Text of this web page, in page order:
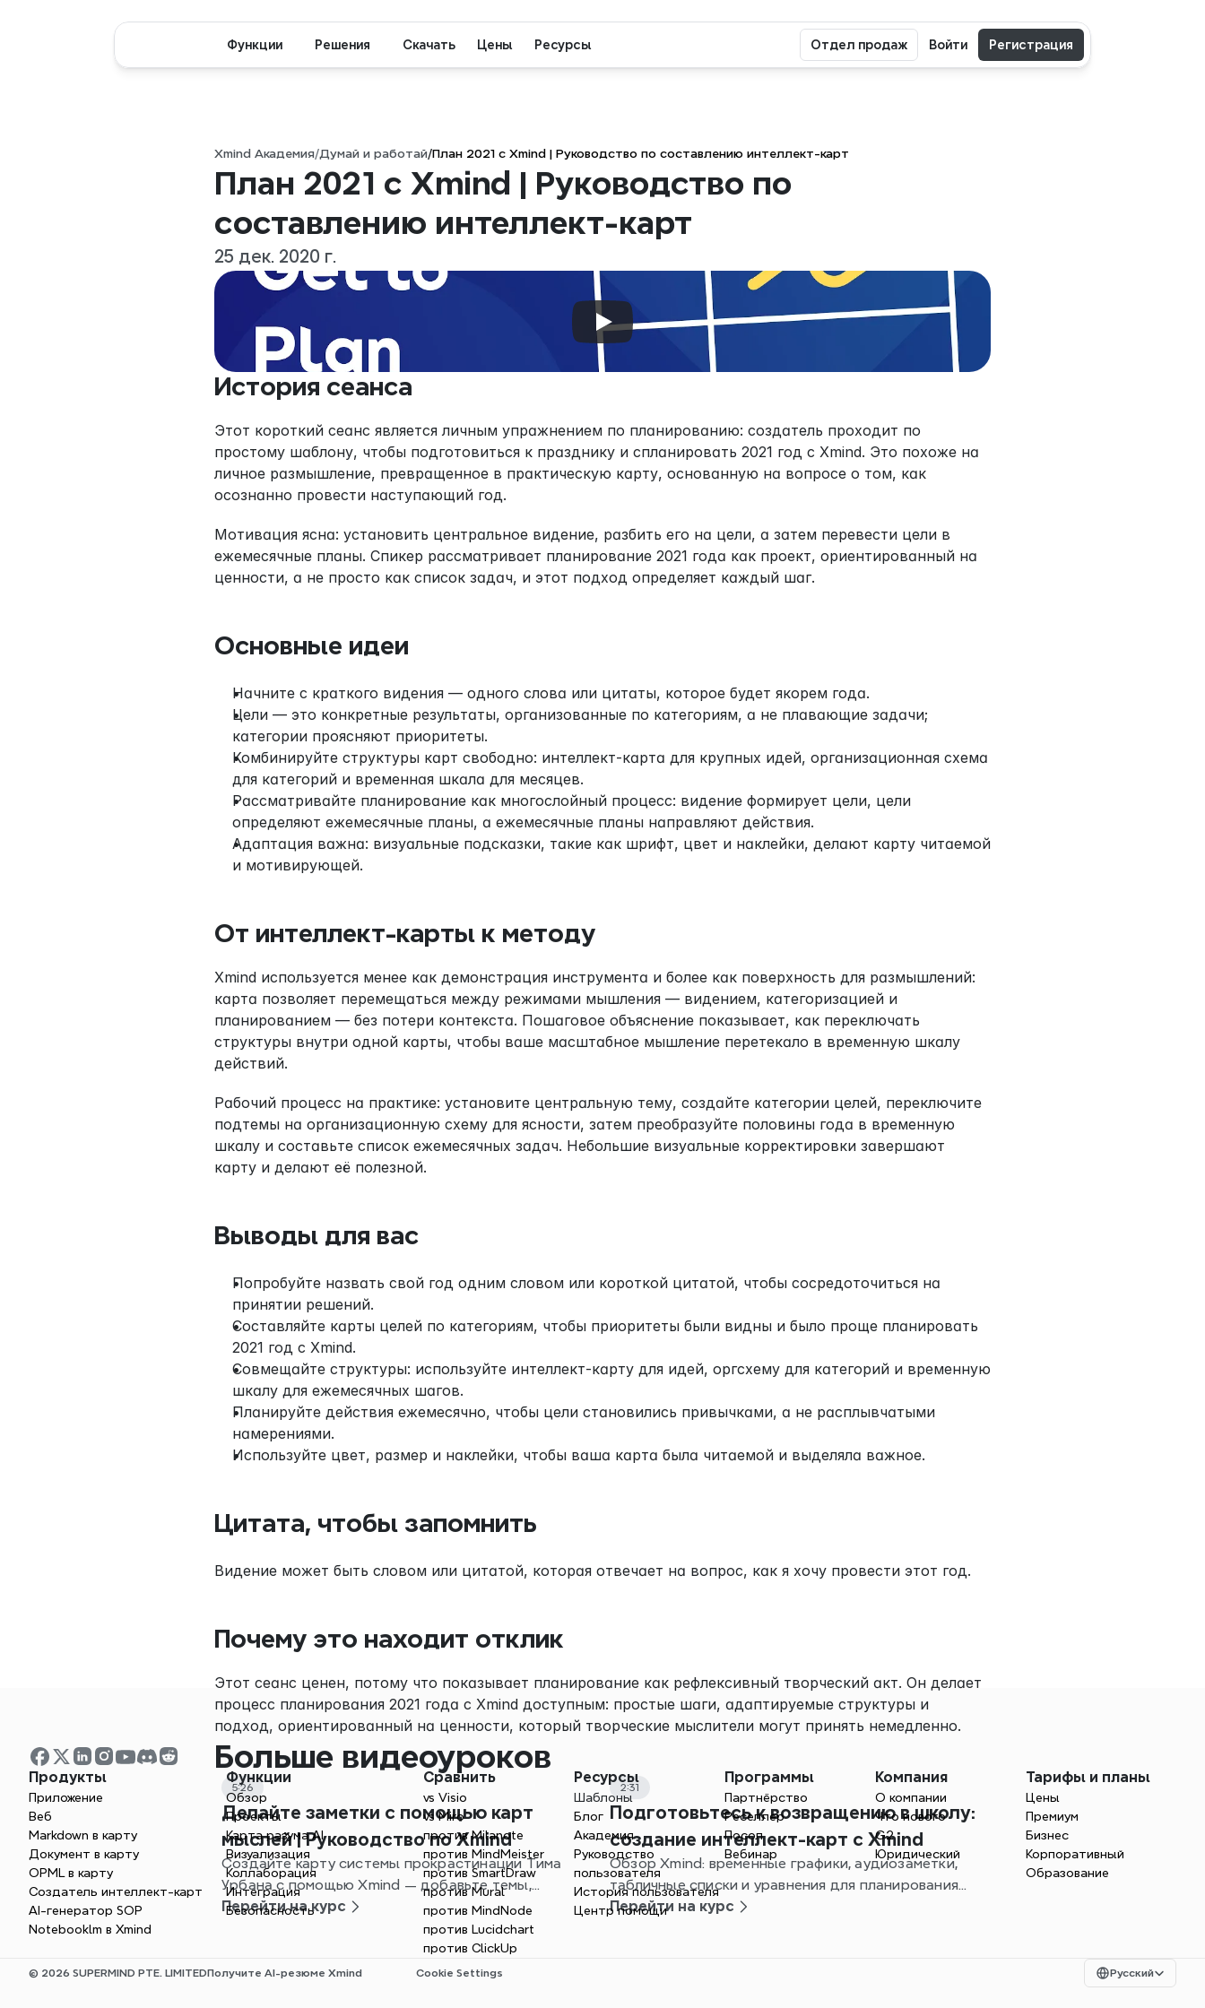
Xmind Академия/Думай и работай/План 2021 с Xmind | Руководство по составлению интеллект-карт
План 2021 с Xmind | Руководство по
составлению интеллект-карт
25 дек. 2020 г.
История сеанса
Этот короткий сеанс является личным упражнением по планированию: создатель проходит по
простому шаблону, чтобы подготовиться к празднику и спланировать 2021 год с Xmind. Это похоже на
личное размышление, превращенное в практическую карту, основанную на вопросе о том, как
осознанно провести наступающий год.
Мотивация ясна: установить центральное видение, разбить его на цели, а затем перевести цели в
ежемесячные планы. Спикер рассматривает планирование 2021 года как проект, ориентированный на
ценности, а не просто как список задач, и этот подход определяет каждый шаг.
Основные идеи
Начните с краткого видения — одного слова или цитаты, которое будет якорем года.
Цели — это конкретные результаты, организованные по категориям, а не плавающие задачи;
категории проясняют приоритеты.
Комбинируйте структуры карт свободно: интеллект-карта для крупных идей, организационная схема
для категорий и временная шкала для месяцев.
Рассматривайте планирование как многослойный процесс: видение формирует цели, цели
определяют ежемесячные планы, а ежемесячные планы направляют действия.
Адаптация важна: визуальные подсказки, такие как шрифт, цвет и наклейки, делают карту читаемой
и мотивирующей.
От интеллект-карты к методу
Xmind используется менее как демонстрация инструмента и более как поверхность для размышлений:
карта позволяет перемещаться между режимами мышления — видением, категоризацией и
планированием — без потери контекста. Пошаговое объяснение показывает, как переключать
структуры внутри одной карты, чтобы ваше масштабное мышление перетекало в временную шкалу
действий.
Рабочий процесс на практике: установите центральную тему, создайте категории целей, переключите
подтемы на организационную схему для ясности, затем преобразуйте половины года в временную
шкалу и составьте список ежемесячных задач. Небольшие визуальные корректировки завершают
карту и делают её полезной.
Выводы для вас
Попробуйте назвать свой год одним словом или короткой цитатой, чтобы сосредоточиться на
принятии решений.
Составляйте карты целей по категориям, чтобы приоритеты были видны и было проще планировать
2021 год с Xmind.
Совмещайте структуры: используйте интеллект-карту для идей, оргсхему для категорий и временную
шкалу для ежемесячных шагов.
Планируйте действия ежемесячно, чтобы цели становились привычками, а не расплывчатыми
намерениями.
Используйте цвет, размер и наклейки, чтобы ваша карта была читаемой и выделяла важное.
Цитата, чтобы запомнить
Видение может быть словом или цитатой, которая отвечает на вопрос, как я хочу провести этот год.
Почему это находит отклик
Этот сеанс ценен, потому что показывает планирование как рефлексивный творческий акт. Он делает
процесс планирования 2021 года с Xmind доступным: простые шаги, адаптируемые структуры и
подход, ориентированный на ценности, который творческие мыслители могут принять немедленно.
Больше видеоуроков
5:26
Делайте заметки с помощью карт
мыслей | Руководство по Xmind
Создайте карту системы прокрастинации Тима
Урбана с помощью Xmind — добавьте темы,
границы, изображения и резюме для четких,
Перейти на курс
2:31
Подготовьтесь к возвращению в школу:
создание интеллект-карт с Xmind
Обзор Xmind: временные графики, аудиозаметки,
табличные списки и уравнения для планирования
вашего семестра.
Перейти на курс
Продукты
Приложение
Веб
Markdown в карту
Документ в карту
OPML в карту
Создатель интеллект-карт
AI-генератор SOP
Notebooklm в Xmind
Функции
Обзор
Проекты
Карта разума AI
Визуализация
Коллаборация
Интеграция
Безопасность
Сравнить
vs Visio
vs Miro
против Milanote
против MindMeister
против SmartDraw
против Mural
против MindNode
против Lucidchart
против ClickUp
Ресурсы
Шаблоны
Блог
Академия
Руководство
пользователя
История пользователя
Центр помощи
Программы
Партнёрство
Реселлер
Посол
Вебинар
Компания
О компании
Что нового
G2
Юридический
Тарифы и планы
Цены
Премиум
Бизнес
Корпоративный
Образование
© 2026 SUPERMIND PTE. LIMITEDПолучите AI-резюме Xmind Cookie Settings
Select Language
Русский
Функции Решения Скачать Цены Ресурсы Отдел продаж Войти Регистрация